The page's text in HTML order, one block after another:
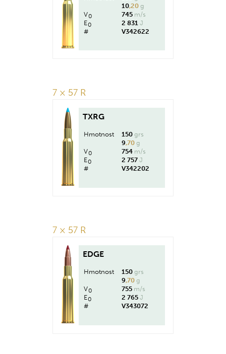
10,20 g
V0 745 m/s
E0 2 831 J
#
V342622
7 × 57 R
TXRG
Hmotnost 150 grs
9,70 g
V0 754 m/s
E0 2 757 J
#
V342202
7 × 57 R
EDGE
Hmotnost 150 grs
9,70 g
V0 755 m/s
E0 2 765 J
#
V343072